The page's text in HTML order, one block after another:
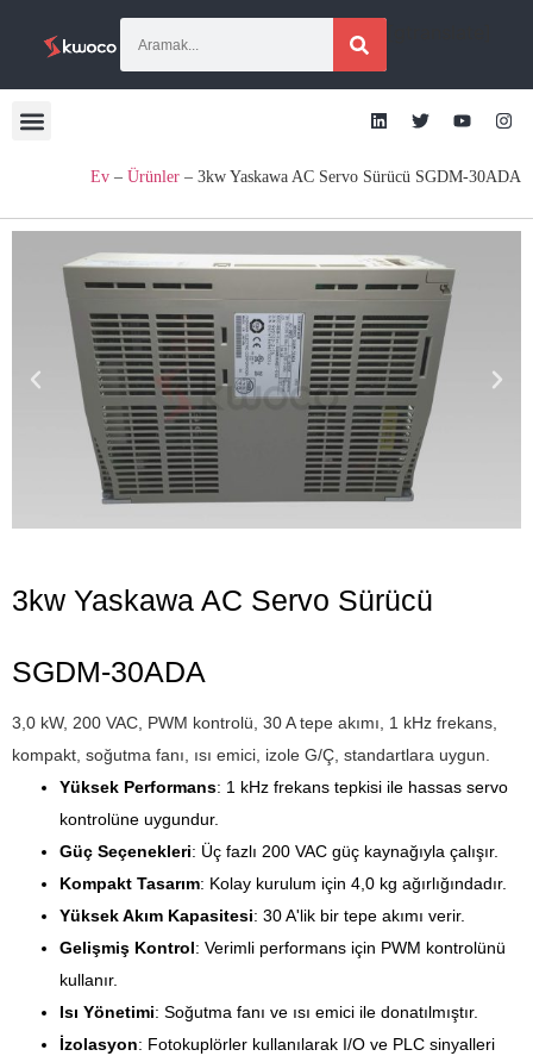
Ev – Ürünler – 3kw Yaskawa AC Servo Sürücü SGDM-30ADA
3kw Yaskawa AC Servo Sürücü
SGDM-30ADA
3,0 kW, 200 VAC, PWM kontrolü, 30 A tepe akımı, 1 kHz frekans,
kompakt, soğutma fanı, ısı emici, izole G/Ç, standartlara uygun.
Yüksek Performans: 1 kHz frekans tepkisi ile hassas servo
kontrolüne uygundur.
Güç Seçenekleri: Üç fazlı 200 VAC güç kaynağıyla çalışır.
Kompakt Tasarım: Kolay kurulum için 4,0 kg ağırlığındadır.
Yüksek Akım Kapasitesi: 30 A'lik bir tepe akımı verir.
Gelişmiş Kontrol: Verimli performans için PWM kontrolünü
kullanır.
Isı Yönetimi: Soğutma fanı ve ısı emici ile donatılmıştır.
İzolasyon: Fotokuplörler kullanılarak I/O ve PLC sinyalleri